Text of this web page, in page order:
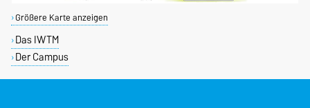
Größere Karte anzeigen
Das IWTM
Der Campus